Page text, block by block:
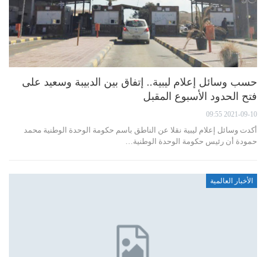
حسب وسائل إعلام ليبية.. إتفاق بين الدبيبة وسعيد على
فتح الحدود الأسبوع المقبل
2021-09-10 09:55
أكدت وسائل إعلام ليبية نقلا عن الناطق باسم حكومة الوحدة الوطنية محمد
حمودة أن رئيس حكومة الوحدة الوطنية…
الأخبار العالمية